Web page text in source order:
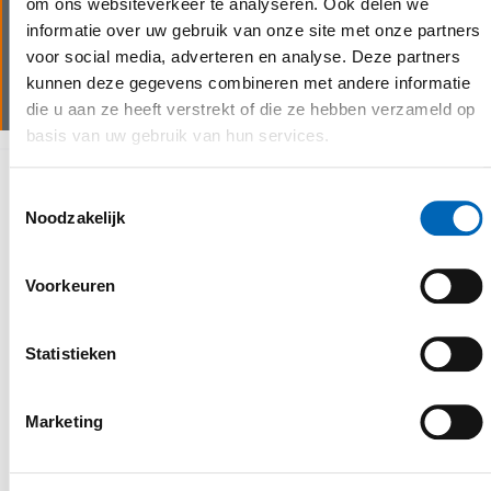
om ons websiteverkeer te analyseren. Ook delen we
informatie over uw gebruik van onze site met onze partners
voor social media, adverteren en analyse. Deze partners
kunnen deze gegevens combineren met andere informatie
die u aan ze heeft verstrekt of die ze hebben verzameld op
basis van uw gebruik van hun services.
Noodzakelijk
Voorkeuren
Statistieken
Marketing
Wij beschikken over goed uitgeruste servicewagens
voor assistentie op locatie en garanderen zo een
minimale stilstand van de machine(s).